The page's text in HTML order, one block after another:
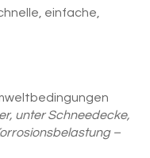
einfache,
unter Schneedecke,
–